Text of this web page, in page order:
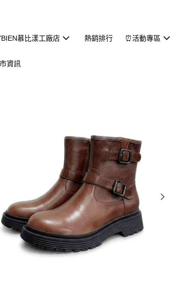
慕比漾工廠店 熱銷排行 ⏰活動專區
資訊